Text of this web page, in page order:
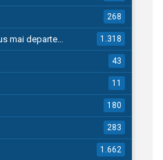
268
mai departe… 1.318
43
11
180
283
1.662